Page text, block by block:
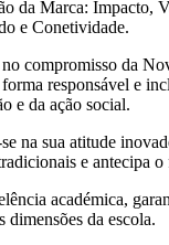
da Marca: Impacto,
e Conetividade.
compromisso da
responsável e
e da ação social.
na sua atitude
e antecipa o
académica,
dimensões da escola.